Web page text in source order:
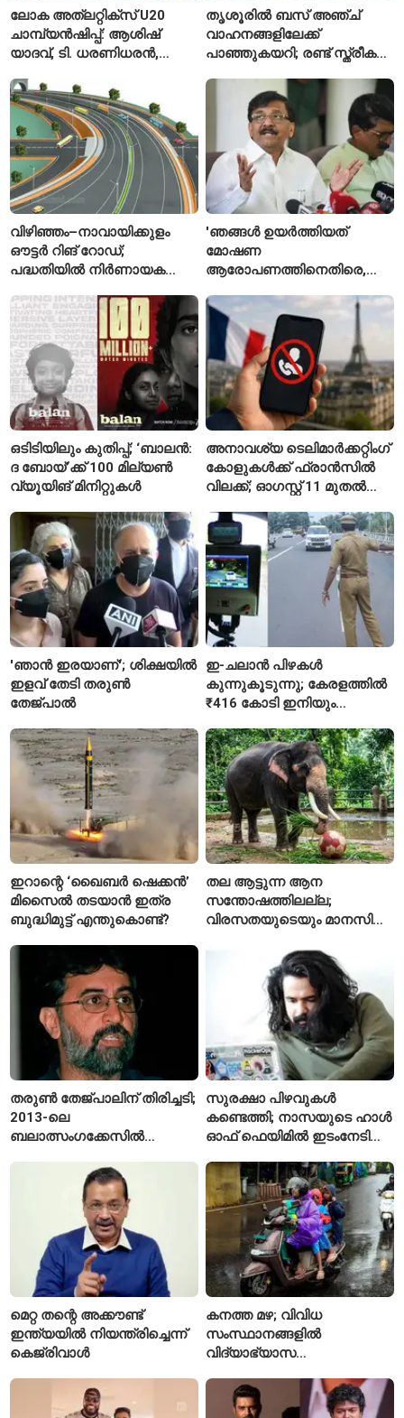
ലോക അത്‌ലറ്റിക്സ് U20
ചാമ്പ്യൻഷിപ്പ്: ആശിഷ്
യാദവ്, ടി. ധരണിധരൻ,
ഫൈനലിൽ
തൃശൂരിൽ ബസ് അഞ്ച്
വാഹനങ്ങളിലേക്ക്
പാഞ്ഞുകയറി; രണ്ട് സ്ത്രീകൾ
വിഴിഞ്ഞം–നാവായിക്കുളം
ഔട്ടർ റിങ് റോഡ്;
പദ്ധതിയിൽ നിർണായക
വിശദീകരണം
'ഞങ്ങൾ ഉയർത്തിയത്
മോഷണ
ആരോപണത്തിനെതിരെ,
റിജിജുവിന് മറുപടിയുമായി
സഞ്ജയ് റാവത്ത്
ഒടിടിയിലും കുതിപ്പ്; ‘ബാലൻ:
ദ ബോയ്’ക്ക് 100 മില്യൺ
വ്യൂയിങ് മിനിറ്റുകൾ
അനാവശ്യ ടെലിമാർക്കറ്റിംഗ്
കോളുകൾക്ക് ഫ്രാൻസിൽ
വിലക്ക്; ഓഗസ്റ്റ് 11 മുതൽ
'ഞാൻ ഇരയാണ്'; ശിക്ഷയിൽ
ഇളവ് തേടി തരുണ്‍
തേജ്പാൽ
ഇ-ചലാൻ പിഴകൾ
കുന്നുകൂടുന്നു; കേരളത്തിൽ
₹416 കോടി ഇനിയും
ഇറാന്റെ ‘ഖൈബർ ഷെക്കൻ’
മിസൈൽ തടയാൻ ഇത്ര
ബുദ്ധിമുട്ട് എന്തുകൊണ്ട്?
തല ആട്ടുന്ന ആന
സന്തോഷത്തിലല്ല;
വിരസതയുടെയും മാനസിക
ലക്ഷണമെന്ന് വിദഗ്ധർ
തരുൺ തേജ്പാലിന് തിരിച്ചടി;
2013-ലെ
ബലാത്സംഗക്കേസിൽ
ഹൈക്കോടതി
സുരക്ഷാ പിഴവുകൾ
കണ്ടെത്തി; നാസയുടെ ഹാൾ
ഓഫ് ഫെയിമിൽ ഇടംനേടി
മെറ്റ തന്റെ അക്കൗണ്ട്
ഇന്ത്യയിൽ നിയന്ത്രിച്ചെന്ന്
കെജ്‌രിവാൾ
കനത്ത മഴ; വിവിധ
സംസ്ഥാനങ്ങളിൽ
വിദ്യാഭ്യാസ
പ്രഖ്യാപിച്ചു